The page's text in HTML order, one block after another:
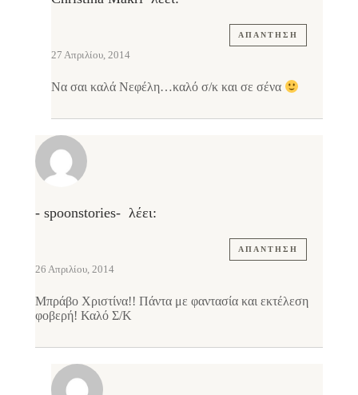
ΑΠΆΝΤΗΣΗ
27 Απριλίου, 2014
Να σαι καλά Νεφέλη…καλό σ/κ και σε σένα
- spoonstories- λέει:
ΑΠΆΝΤΗΣΗ
26 Απριλίου, 2014
Μπράβο Χριστίνα!! Πάντα με φαντασία και εκτέλεση
φοβερή! Καλό Σ/Κ